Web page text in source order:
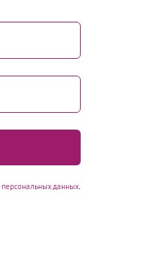
персональных данных.